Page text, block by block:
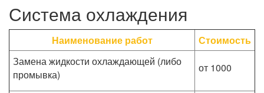
Система охлаждения
Наименование работ
Стоимость
Замена жидкости охлаждающей (либо
промывка)
от 1000